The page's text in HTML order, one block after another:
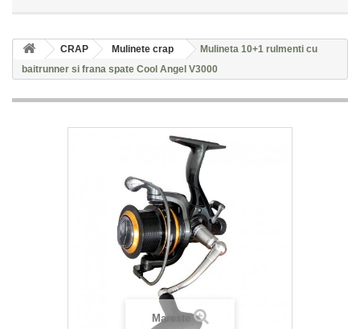
CRAP Mulinete crap
Mulineta 10+1 rulmenti cu
baitrunner si frana spate Cool Angel V3000
Mareste